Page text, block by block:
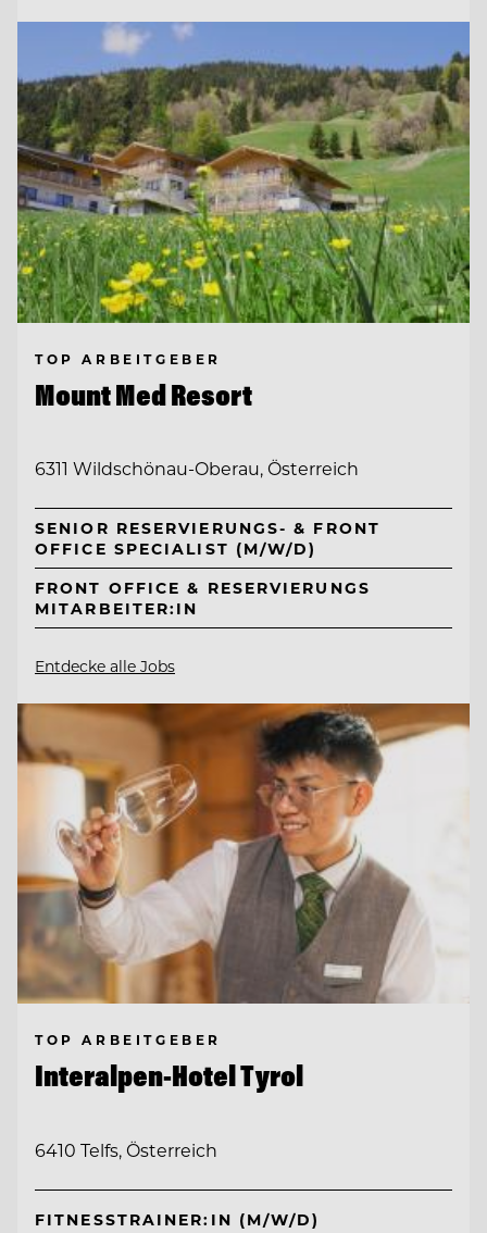
TOP ARBEITGEBER
Mount Med Resort
6311 Wildschönau-Oberau, Österreich
SENIOR RESERVIERUNGS- & FRONT
OFFICE SPECIALIST (M/W/D)
FRONT OFFICE & RESERVIERUNGS
MITARBEITER:IN
Entdecke alle Jobs
TOP ARBEITGEBER
Interalpen-Hotel Tyrol
6410 Telfs, Österreich
FITNESSTRAINER:IN (M/W/D)